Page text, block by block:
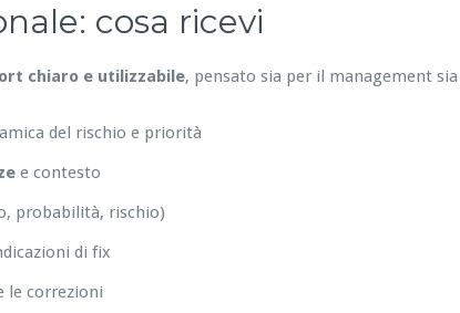
cosa ricevi
chiaro e utilizzabile, pensato sia per il management
del rischio e priorità
e contesto
probabilità, rischio)
di fix
le correzioni